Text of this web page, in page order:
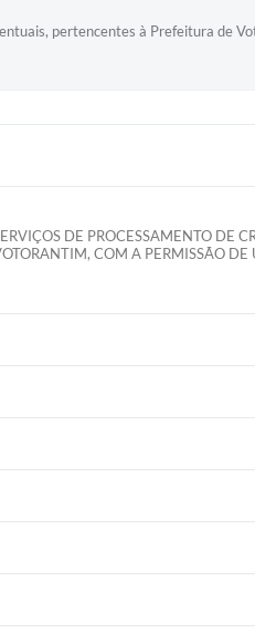
pertencentes à Prefeitura de
DE PROCESSAMENTO DE
COM A PERMISSÃO DE